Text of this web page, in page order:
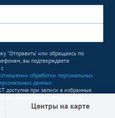
Центры на карте
"Отправить" или обращаясь по
вы подтверждаете
обработки персональных
данных
доступна при записи в избранные
дни недели. Более подробно по